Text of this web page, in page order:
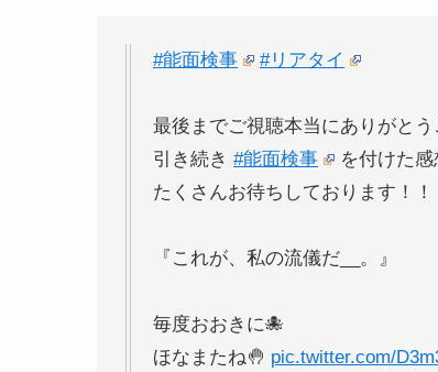
#能面検事 #リアタイ
最後までご視聴本当にありがとう
引き続き #能面検事
を付けた
たくさんお待ちしております！！
『これが、私の流儀だ__。』
毎度おおきに🐙
ほなまたね🤚 pic.twitter.com/